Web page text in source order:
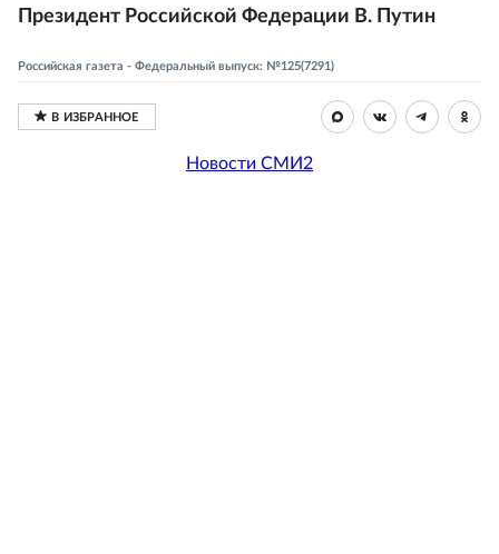
Президент Российской Федерации В. Путин
Российская газета - Федеральный выпуск: №125(7291)
Новости СМИ2